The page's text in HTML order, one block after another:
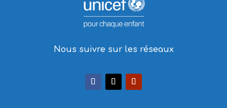
Nous suivre sur les réseaux